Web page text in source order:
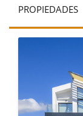
PROPIEDADES